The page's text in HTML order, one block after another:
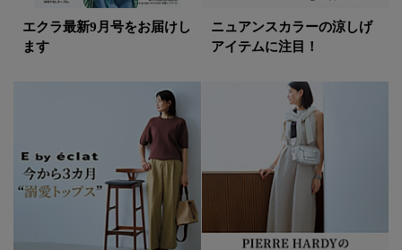
エクラ最新9月号をお届けし
ます
ニュアンスカラーの涼しげ
アイテムに注目！